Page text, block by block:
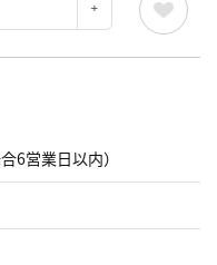
6営業日以内）